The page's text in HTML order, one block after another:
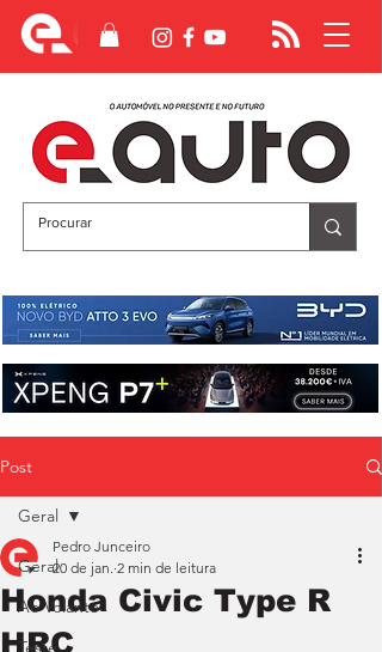
Post
Geral
Ao Volante
Teste
Geral
Honda Civic Type R
HRC
Pedro Junceiro
20 de jan. 2 min de leitura